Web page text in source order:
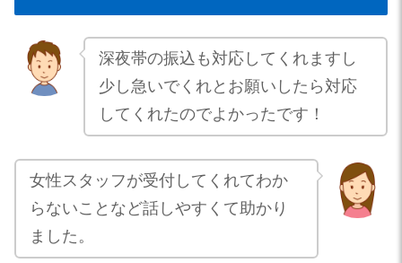
深夜帯の振込も対応してくれますし
少し急いでくれとお願いしたら対応
してくれたのでよかったです！
女性スタッフが受付してくれてわか
らないことなど話しやすくて助かり
ました。